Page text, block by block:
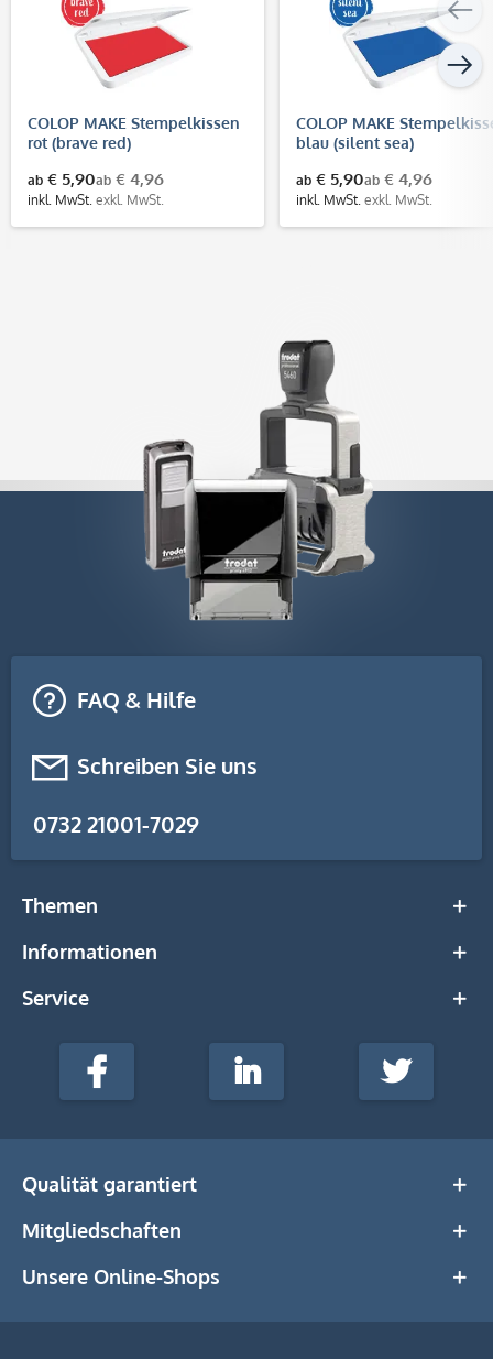
COLOP MAKE Stempelkissen
rot (brave red)
ab € 5,90
inkl. MwSt.
ab € 4,96
exkl. MwSt.
COLOP MAKE
blau (silent sea)
ab € 5,90
inkl. MwSt.
ab € 4,96
exkl. MwSt.
FAQ & Hilfe
Schreiben Sie uns
0732 21001-7029
Themen
Informationen
Service
stempel-
Media
Facebook LinkedIn Twitter
Qualität garantiert
Mitgliedschaften
Unsere Online-Shops